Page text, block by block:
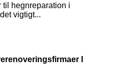
til hegnreparation i
vigtigt...
I